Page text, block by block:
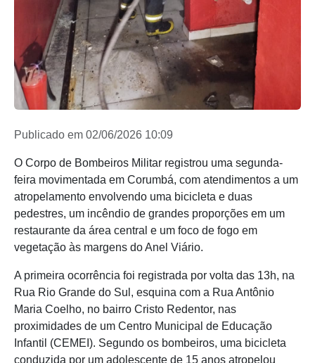
Publicado em 02/06/2026 10:09
O Corpo de Bombeiros Militar registrou uma segunda-
feira movimentada em Corumbá, com atendimentos a um
atropelamento envolvendo uma bicicleta e duas
pedestres, um incêndio de grandes proporções em um
restaurante da área central e um foco de fogo em
vegetação às margens do Anel Viário.
A primeira ocorrência foi registrada por volta das 13h, na
Rua Rio Grande do Sul, esquina com a Rua Antônio
Maria Coelho, no bairro Cristo Redentor, nas
proximidades de um Centro Municipal de Educação
Infantil (CEMEI). Segundo os bombeiros, uma bicicleta
conduzida por um adolescente de 15 anos atropelou